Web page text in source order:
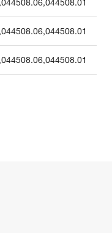
,044508.06,044508.01
,044508.06,044508.01
,044508.06,044508.01